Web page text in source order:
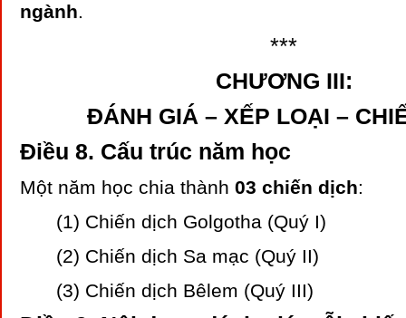
ngành.
***
CHƯƠNG III:
ĐÁNH GIÁ – XẾP LOẠI –
Điều 8. Cấu trúc năm học
Một năm học chia thành 03 chiến dịch:
(1) Chiến dịch Golgotha (Quý I)
(2) Chiến dịch Sa mạc (Quý II)
(3) Chiến dịch Bêlem (Quý III)